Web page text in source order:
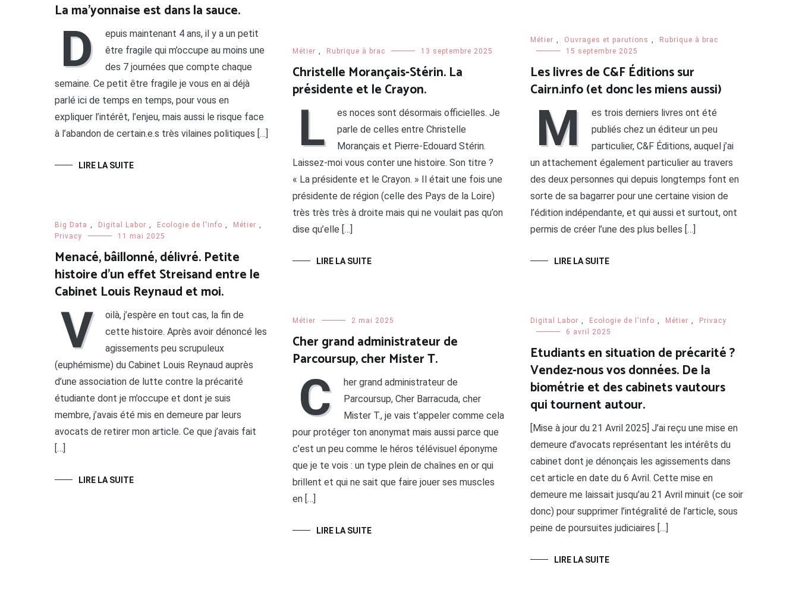
La ma’yonnaise est dans la sauce.
D
epuis maintenant 4 ans, il y a un petit
être fragile qui m’occupe au moins une
des 7 journées que compte chaque
semaine. Ce petit être fragile je vous en ai déjà
parlé ici de temps en temps, pour vous en
expliquer l’intérêt, l’enjeu, mais aussi le risque face
à l’abandon de certain.e.s très vilaines politiques […]
LIRE LA SUITE
Métier , Ouvrages et parutions ,
Rubrique à brac
15 septembre 2025
Les livres de C&F Éditions sur
Cairn.info (et donc les miens aussi)
M
es trois derniers livres ont été
publiés chez un éditeur un peu
particulier, C&F Éditions, auquel j’ai
un attachement également particulier au travers
des deux personnes qui depuis longtemps font en
sorte de sa bagarrer pour une certaine vision de
l’édition indépendante, et qui aussi et surtout, ont
permis de créer l’une des plus belles […]
LIRE LA SUITE
Métier , Rubrique à brac 13 septembre 2025
Christelle Morançais-Stérin. La
présidente et le Crayon.
L
es noces sont désormais officielles. Je
parle de celles entre Christelle
Morançais et Pierre-Edouard Stérin.
Laissez-moi vous conter une histoire. Son titre ?
« La présidente et le Crayon. » Il était une fois une
présidente de région (celle des Pays de la Loire)
très très très à droite mais qui ne voulait pas qu’on
dise qu’elle […]
LIRE LA SUITE
Big Data , Digital Labor , Ecologie de l'info , Métier ,
Privacy
11 mai 2025
Menacé, bâillonné, délivré. Petite
histoire d’un effet Streisand entre le
Cabinet Louis Reynaud et moi.
V
oilà, j’espère en tout cas, la fin de
cette histoire. Après avoir dénoncé les
agissements peu scrupuleux
(euphémisme) du Cabinet Louis Reynaud auprès
d’une association de lutte contre la précarité
étudiante dont je m’occupe et dont je suis
membre, j’avais été mis en demeure par leurs
avocats de retirer mon article. Ce que j’avais fait
[…]
LIRE LA SUITE
Métier 2 mai 2025
Cher grand administrateur de
Parcoursup, cher Mister T.
C
her grand administrateur de
Parcoursup, Cher Barracuda, cher
Mister T., je vais t’appeler comme cela
pour protéger ton anonymat mais aussi parce que
c’est un peu comme le héros télévisuel éponyme
que je te vois : un type plein de chaînes en or qui
brillent et qui ne sait que faire jouer ses muscles
en […]
LIRE LA SUITE
Digital Labor , Ecologie de l'info , Métier ,
Privacy
6 avril 2025
Etudiants en situation de précarité ?
Vendez-nous vos données. De la
biométrie et des cabinets vautours
qui tournent autour.
[Mise à jour du 21 Avril 2025] J’ai reçu une mise en
demeure d’avocats représentant les intérêts du
cabinet dont je dénonçais les agissements dans
cet article en date du 6 Avril. Cette mise en
demeure me laissait jusqu’au 21 Avril minuit (ce soir
donc) pour supprimer l’intégralité de l’article, sous
peine de poursuites judiciaires […]
LIRE LA SUITE